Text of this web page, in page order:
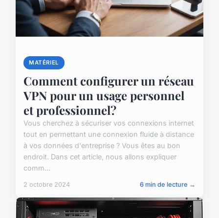
MATÉRIEL
Comment configurer un réseau
VPN pour un usage personnel
et professionnel?
Vous cherchez à sécuriser vos connexions internet
tout en permettant une connexion fluide à distance
à vos données d'entreprise ? Vous êtes au bon
endroit. Dans cet article, nous allons expliquer
comm...
2 octobre 2024 6 min de lecture →